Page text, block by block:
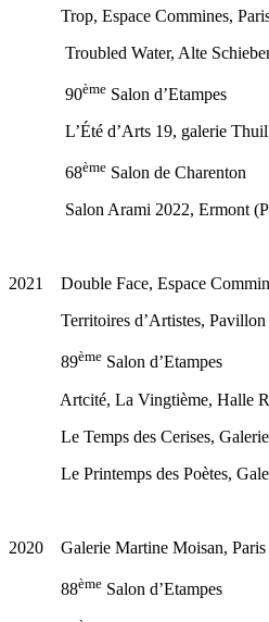
Trop, Espace Commines,
Troubled Water, Alte
90ème Salon d’Etampes
L’Été d’Arts 19, galerie Thuillier,
68ème Salon de Charenton
Salon Arami 2022, Ermont
2021 Double Face, Espace
Territoires d’Artistes, Pavillon
89ème Salon d’Etampes
Artcité, La Vingtième, Halle
Le Temps des Cerises, Galerie
Le Printemps des Poètes,
2020 Galerie Martine Moisan, Paris
88ème Salon d’Etampes